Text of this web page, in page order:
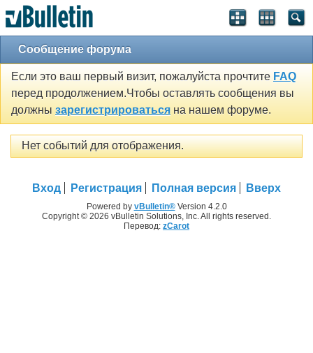
Сообщение форума
Если это ваш первый визит, пожалуйста прочтите FAQ
перед продолжением.Чтобы оставлять сообщения вы
должны зарегистрироваться на нашем форуме.
Нет событий для отображения.
Вход Регистрация Полная версия Вверх
Powered by vBulletin®Version 4.2.0
Copyright © 2026 vBulletin Solutions, Inc. All rights reserved.
Перевод: zCarot